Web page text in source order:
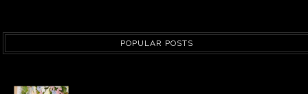
POPULAR POSTS